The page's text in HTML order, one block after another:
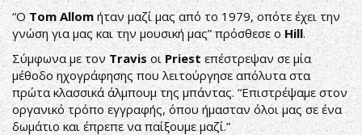
“ΟTomAllom ήταν μαζί μας από το 1979, οπότε έχει την
γνώση για μας και την μουσική μας” πρόσθεσε οHill.
Σύμφωνα με τον Travis οι Priest επέστρεψαν σε μία
μέθοδο ηχογράφησης που λειτούργησε απόλυτα στα
πρώτα κλασσικά άλμπουμ της μπάντας. “Επιστρέψαμε στον
οργανικό τρόπο εγγραφής, όπου ήμασταν όλοι μας σε ένα
δωμάτιο και έπρεπε να παίξουμε μαζί.”